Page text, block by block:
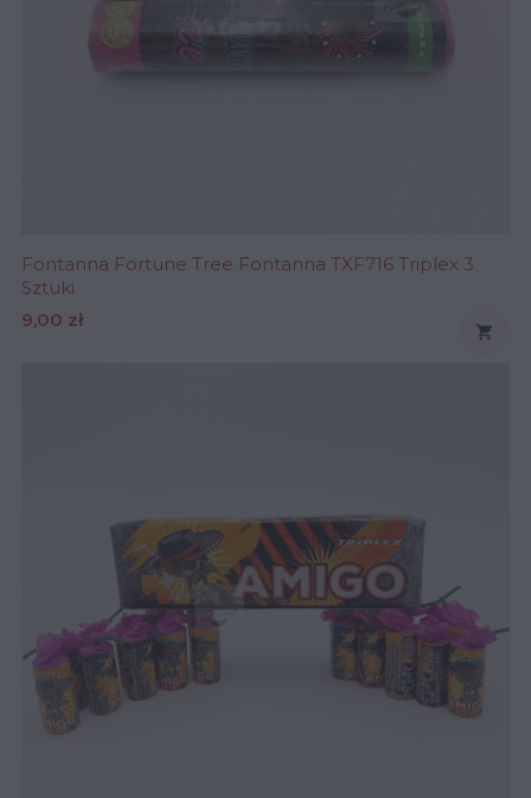
Fontanna Fortune Tree Fontanna TXF716 Triplex 3
Sztuki
Cena
9,00 zł
